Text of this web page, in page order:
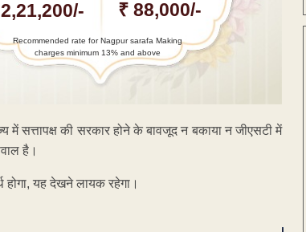
₹ 88,000/-
Recommended rate for Nagpur sarafa Making
charges minimum 13% and above
सत्तापक्ष की सरकार होने के बावजूद न बकाया न जीएसटी में
है।
होगा, यह देखने लायक रहेगा।